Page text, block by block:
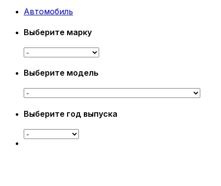
Автомобиль
Выберите марку
Выберите модель
Выберите год выпуска